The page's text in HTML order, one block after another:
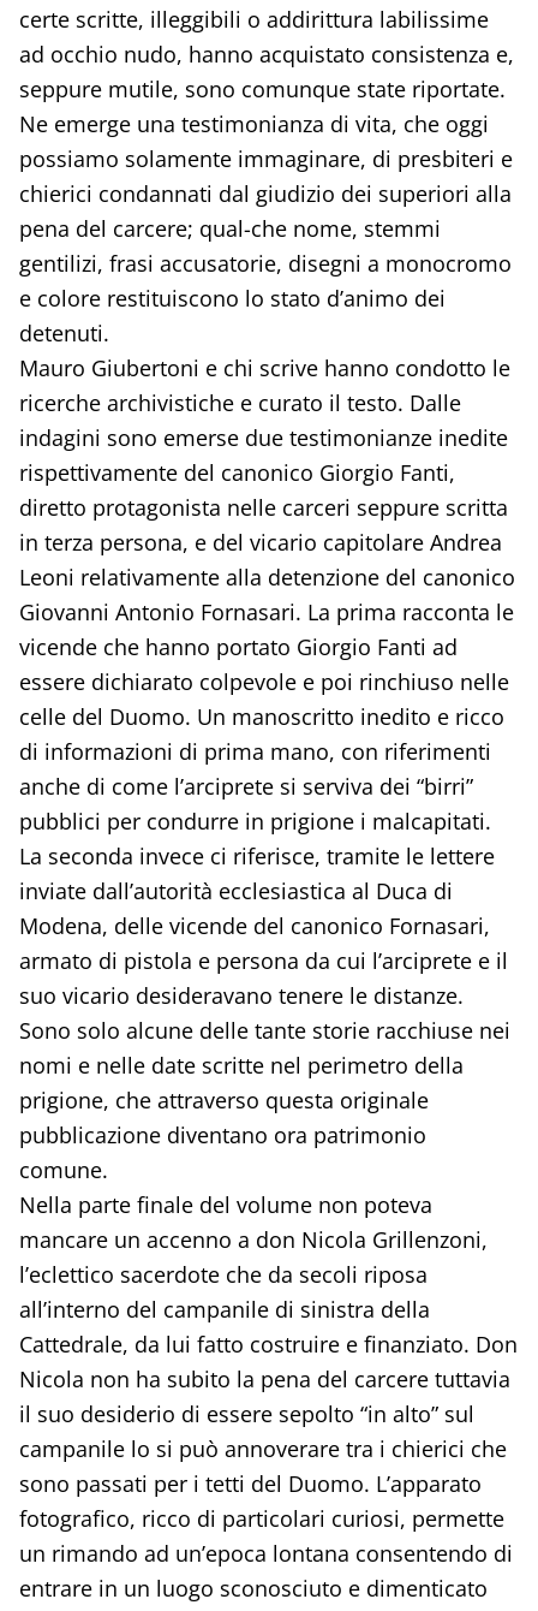
certe scritte, illeggibili o addirittura labilissime
ad occhio nudo, hanno acquistato consistenza e,
seppure mutile, sono comunque state riportate.
Ne emerge una testimonianza di vita, che oggi
possiamo solamente immaginare, di presbiteri e
chierici condannati dal giudizio dei superiori alla
pena del carcere; qual-che nome, stemmi
gentilizi, frasi accusatorie, disegni a monocromo
e colore restituiscono lo stato d’animo dei
detenuti.
Mauro Giubertoni e chi scrive hanno condotto le
ricerche archivistiche e curato il testo. Dalle
indagini sono emerse due testimonianze inedite
rispettivamente del canonico Giorgio Fanti,
diretto protagonista nelle carceri seppure scritta
in terza persona, e del vicario capitolare Andrea
Leoni relativamente alla detenzione del canonico
Giovanni Antonio Fornasari. La prima racconta le
vicende che hanno portato Giorgio Fanti ad
essere dichiarato colpevole e poi rinchiuso nelle
celle del Duomo. Un manoscritto inedito e ricco
di informazioni di prima mano, con riferimenti
anche di come l’arciprete si serviva dei “birri”
pubblici per condurre in prigione i malcapitati.
La seconda invece ci riferisce, tramite le lettere
inviate dall’autorità ecclesiastica al Duca di
Modena, delle vicende del canonico Fornasari,
armato di pistola e persona da cui l’arciprete e il
suo vicario desideravano tenere le distanze.
Sono solo alcune delle tante storie racchiuse nei
nomi e nelle date scritte nel perimetro della
prigione, che attraverso questa originale
pubblicazione diventano ora patrimonio
comune.
Nella parte finale del volume non poteva
mancare un accenno a don Nicola Grillenzoni,
l’eclettico sacerdote che da secoli riposa
all’interno del campanile di sinistra della
Cattedrale, da lui fatto costruire e finanziato. Don
Nicola non ha subito la pena del carcere tuttavia
il suo desiderio di essere sepolto “in alto” sul
campanile lo si può annoverare tra i chierici che
sono passati per i tetti del Duomo. L’apparato
fotografico, ricco di particolari curiosi, permette
un rimando ad un’epoca lontana consentendo di
entrare in un luogo sconosciuto e dimenticato